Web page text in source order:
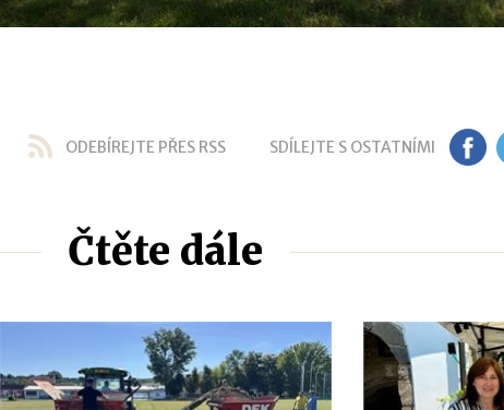
ODEBÍREJTE PŘES RSS SDÍLEJTE S OSTATNÍMI FB
Čtěte dále